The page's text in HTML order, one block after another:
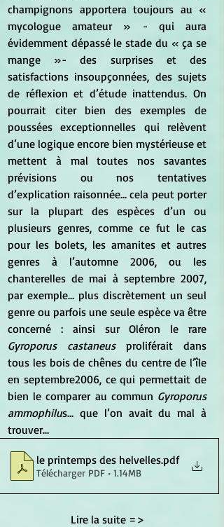
champignons apportera toujours au «
mycologue amateur » - qui aura
évidemment dépassé le stade du « ça se
mange »- des surprises et des
satisfactions insoupçonnées, des sujets
de réflexion et d’étude inattendus. On
pourrait citer bien des exemples de
poussées exceptionnelles qui relèvent
d’une logique encore bien mystérieuse et
mettent à mal toutes nos savantes
prévisions ou nos tentatives
d’explication raisonnée… cela peut porter
sur la plupart des espèces d’un ou
plusieurs genres, comme ce fut le cas
pour les bolets, les amanites et autres
genres à l’automne 2006, ou les
chanterelles de mai à septembre 2007,
par exemple… plus discrètement un seul
genre ou parfois une seule espèce va être
Gyroporus castaneus proliférait dans
tous les bois de chênes du centre de l’île
en septembre2006, ce qui permettait de
bien le comparer au commun Gyroporus
ammophilus… que l’on avait du mal à
trouver…
le printemps des helvelles.pdf
Télécharger PDF • 1.14MB
Lire la suite =>